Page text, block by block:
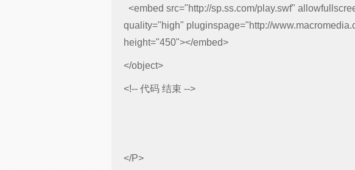
<embed src="http://sp.ss.com/play.swf"
quality="high" pluginspage="http://
height="450"></embed>
</object>
<!-- 代码 结束 -->
</P>